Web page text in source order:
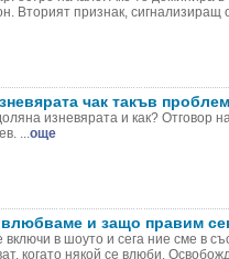
Вторият признак, сигнализиращ
чак такъв
изневярата и как? Отговор
...още
влюбваме и защо правим
включи в шоуто и сега ние сме в
когато някой се влюби.